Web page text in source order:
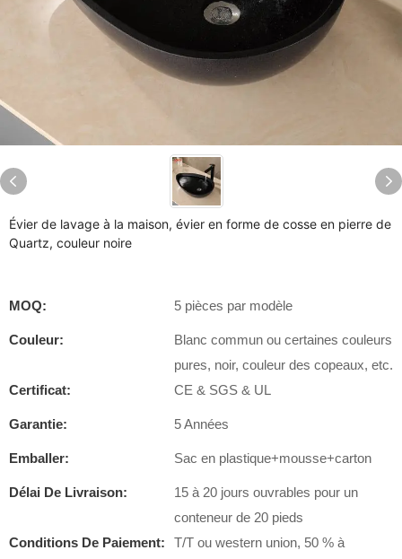
Évier de lavage à la maison, évier en forme de cosse en pierre de
Quartz, couleur noire
MOQ: 5 pièces par modèle
Couleur:
Blanc commun ou certaines couleurs
pures, noir, couleur des copeaux, etc.
Certificat:
CE & SGS & UL
Garantie: 5 Années
Emballer: Sac en plastique+mousse+carton
Délai De Livraison:
15 à 20 jours ouvrables pour un
conteneur de 20 pieds
Conditions De Paiement:
T/T ou western union, 50 % à